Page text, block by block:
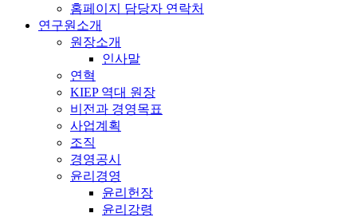
홈페이지 담당자 연락처
연구원소개
원장소개
인사말
연혁
KIEP 역대 원장
비전과 경영목표
사업계획
조직
경영공시
윤리경영
윤리헌장
윤리강령